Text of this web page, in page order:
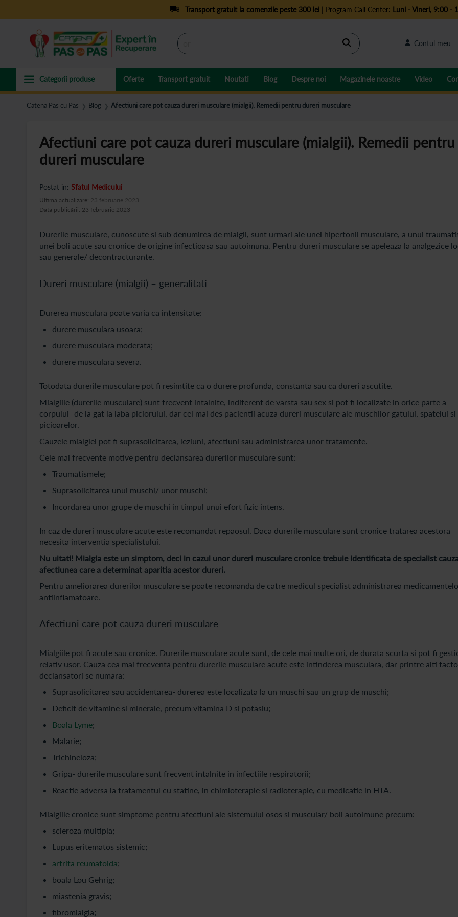
Transport gratuit la comenzile peste 300 lei| Program Call Center: Luni - Vineri, 9:00 -
Cautare Contul meu
Oferte Transport gratuit Noutati Blog Despre noi Magazinele noastre Video
Catena Pas cu Pas ❯ Blog ❯ Afectiuni care pot cauza dureri musculare (mialgii). Remedii pentru dureri musculare
Afectiuni care pot cauza dureri musculare (mialgii). Remedii pentru
dureri musculare
Postat in: Sfatul Medicului
Data publicării: 23 februarie 2023
Ultima actualizare: 23 februarie 2023
Durerile musculare, cunoscute si sub denumirea de mialgii, sunt urmari ale unei hipertonii musculare, a unui
unei boli acute sau cronice de origine infectioasa sau autoimuna. Pentru dureri musculare se apeleaza la analgezice
sau generale/ decontracturante.
Dureri musculare (mialgii) – generalitati
Durerea musculara poate varia ca intensitate:
durere musculara usoara;
durere musculara moderata;
durere musculara severa.
Totodata durerile musculare pot fi resimtite ca o durere profunda, constanta sau ca dureri ascutite.
Mialgiile (durerile musculare) sunt frecvent intalnite, indiferent de varsta sau sex si pot fi localizate in orice parte a
corpului- de la gat la laba piciorului, dar cel mai des pacientii acuza dureri musculare ale muschilor gatului, spatelui si
picioarelor.
Cauzele mialgiei pot fi suprasolicitarea, leziuni, afectiuni sau administrarea unor tratamente.
Cele mai frecvente motive pentru declansarea durerilor musculare sunt:
Traumatismele;
Suprasolicitarea unui muschi/ unor muschi;
Incordarea unor grupe de muschi in timpul unui efort fizic intens.
In caz de dureri musculare acute este recomandat repaosul. Daca durerile musculare sunt cronice tratarea acestora
necesita interventia specialistului.
Nu uitati! Mialgia este un simptom, deci in cazul unor dureri musculare cronice trebuie identificata de specialist
afectiunea care a determinat aparitia acestor dureri.
Pentru ameliorarea durerilor musculare se poate recomanda de catre medicul specialist administrarea
antiinflamatoare.
Afectiuni care pot cauza dureri musculare
Mialgiile pot fi acute sau cronice. Durerile musculare acute sunt, de cele mai multe ori, de durata scurta si pot fi
relativ usor. Cauza cea mai frecventa pentru durerile musculare acute este intinderea musculara, dar printre alti
declansatori se numara:
Suprasolicitarea sau accidentarea- durerea este localizata la un muschi sau un grup de muschi;
Deficit de vitamine si minerale, precum vitamina D si potasiu;
Boala Lyme;
Malarie;
Trichineloza;
Gripa- durerile musculare sunt frecvent intalnite in infectiile respiratorii;
Reactie adversa la tratamentul cu statine, in chimioterapie si radioterapie, cu medicatie in HTA.
Mialgiile cronice sunt simptome pentru afectiuni ale sistemului osos si muscular/ boli autoimune precum:
scleroza multipla;
Lupus eritematos sistemic;
artrita reumatoida;
boala Lou Gehrig;
miastenia gravis;
fibromialgia;